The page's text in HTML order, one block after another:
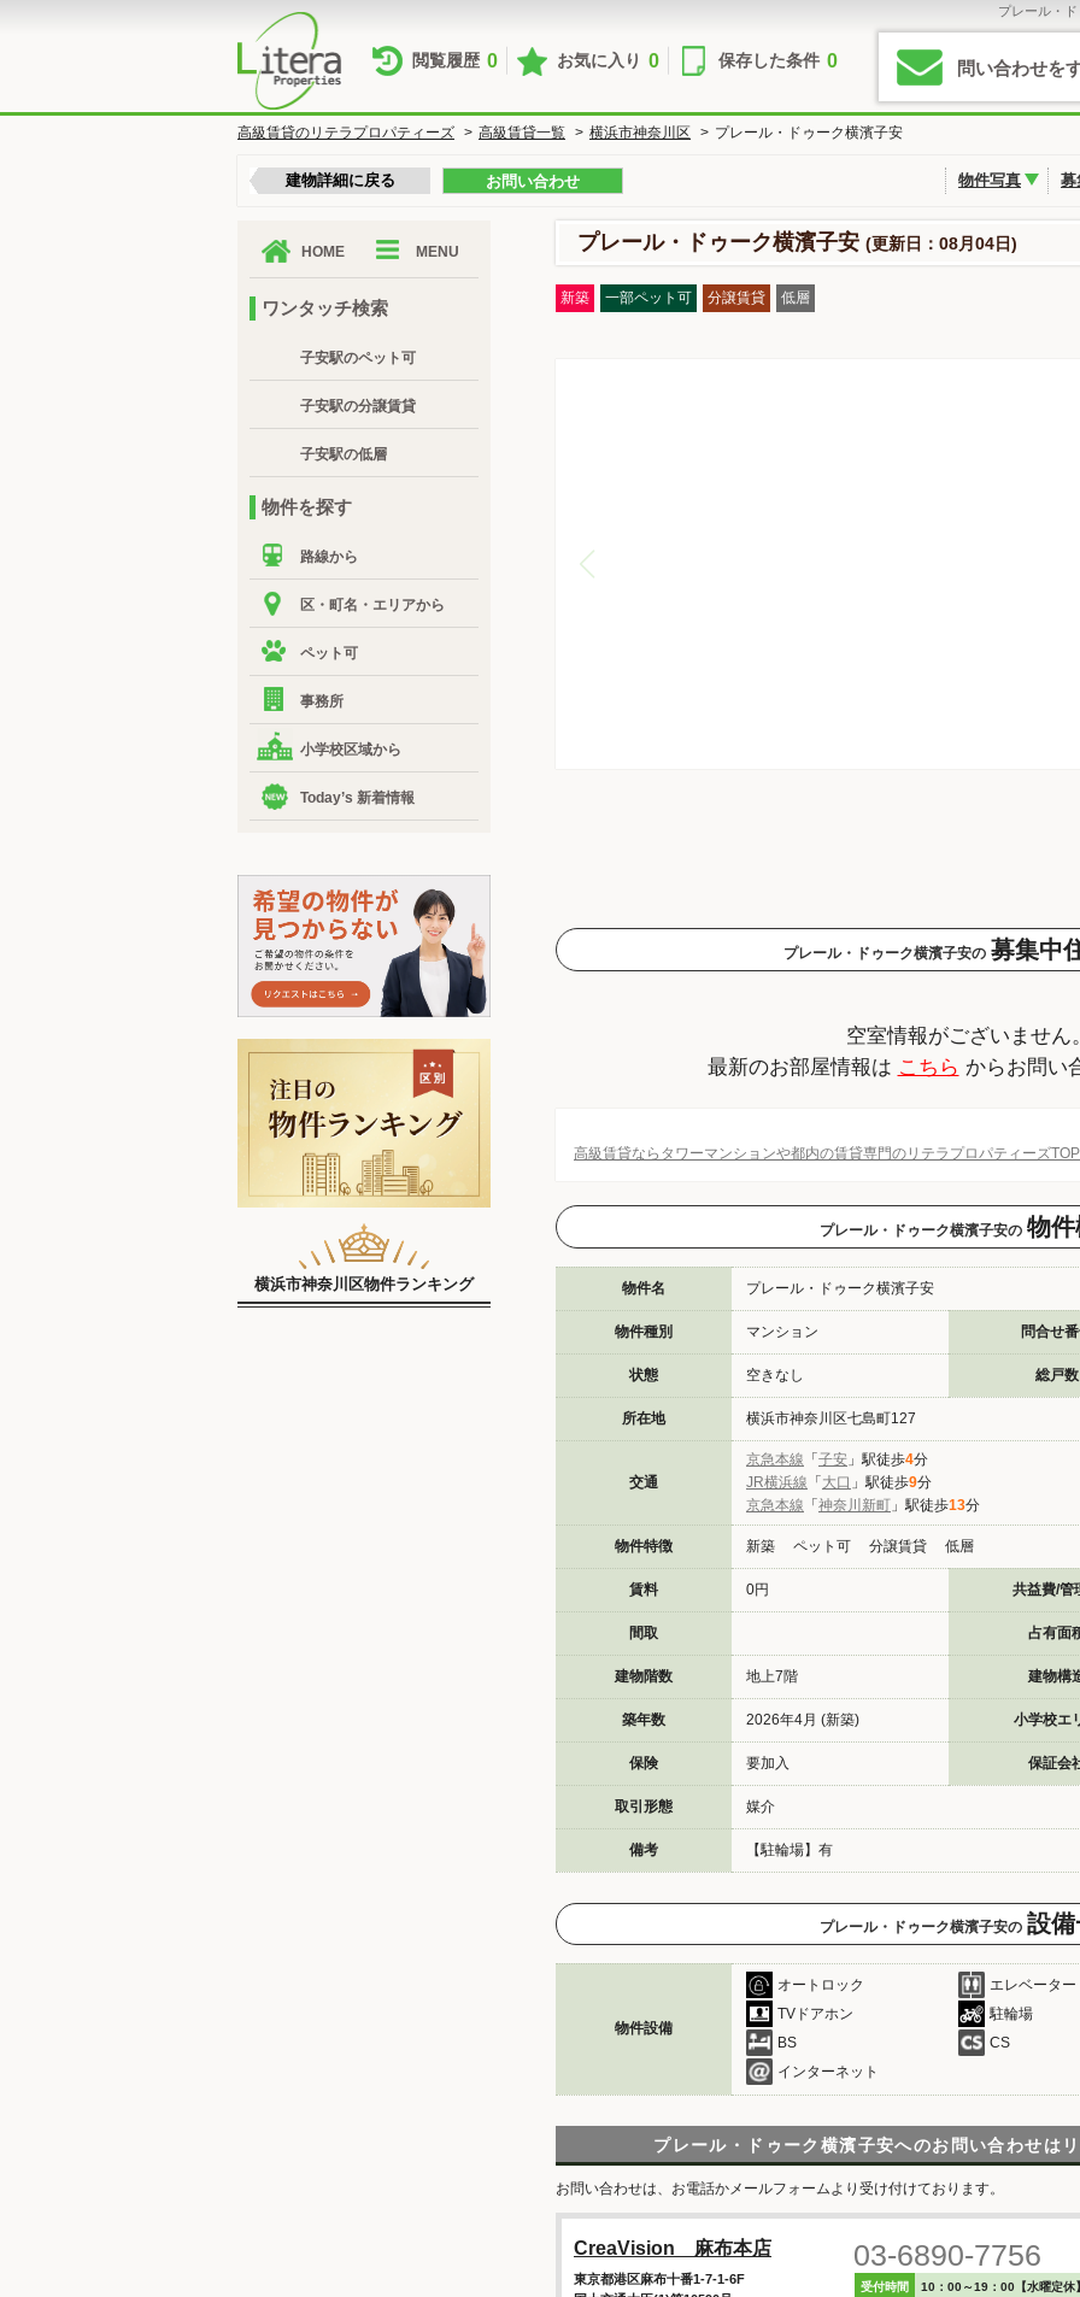
プレール・
閲覧履歴 0 お気に入り 0 保存した条件 0 問い合わせを
高級賃貸のリテラプロパティーズ > 高級賃貸一覧 > 横浜市神奈川区 > プレール・ドゥーク横濱子安
建物詳細に戻る お問い合わせ 物件写真 募
プレール・ドゥーク横濱子安 (更新日：08月04日)
新築 一部ペット可 分譲賃貸 低層
プレール・ドゥーク横濱子安の 募集中
空室情報がございません
最新のお部屋情報は こちら からお問い
高級賃貸ならタワーマンションや都内の賃貸専門のリテラプロパティーズ
プレール・ドゥーク横濱子安の 物
物件名 プレール・ドゥーク横濱子安
物件種別 マンション 問合せ
状態 空きなし 総戸数
所在地 横浜市神奈川区七島町127
交通
京急本線 「子安 」駅徒歩4分
JR横浜線 「大口 」駅徒歩9分
京急本線 「神奈川新町 」駅徒歩13分
物件特徴 新築 ペット可 分譲賃貸 低層
賃料 0円 共益費/管
間取 占有面
建物階数 地上7階 建物構
築年数 2026年4月 (新築) 小学校エ
保険 要加入 保証会
取引形態 媒介
備考 【駐輪場】有
プレール・ドゥーク横濱子安の 設
物件設備
オートロック
エレベーター
TVドアホン
駐輪場
BS
CS
インターネット
プレール・ドゥーク横濱子安へのお問い合わせは
お問い合わせは、お電話かメールフォームより受け付けております。
CreaVision 麻布本店
東京都港区麻布十番1-7-1-6F
03-6890-7756
受付時間 10：00～19：00【水曜定休
HOME MENU
ワンタッチ検索
子安駅のペット可
子安駅の分譲賃貸
子安駅の低層
物件を探す
路線から
区・町名・エリアから
ペット可
事務所
小学校区域から
Today’s 新着情報
横浜市神奈川区物件ランキング